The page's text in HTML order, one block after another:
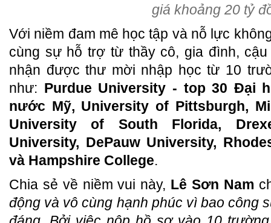
giá khoảng 20 tỷ
Với niềm đam mê học tập và nỗ lực
cùng sự hỗ trợ từ thầy cô, gia đình,
nhận được thư mời nhập học từ 10
như: Purdue University - top 30 Đại
nước Mỹ, University of Pittsburgh,
University of South Florida,
University, DePauw University,
và Hampshire College.
Chia sẻ về niềm vui này, Lê Sơn Nam
động và vô cùng hạnh phúc vì bao công